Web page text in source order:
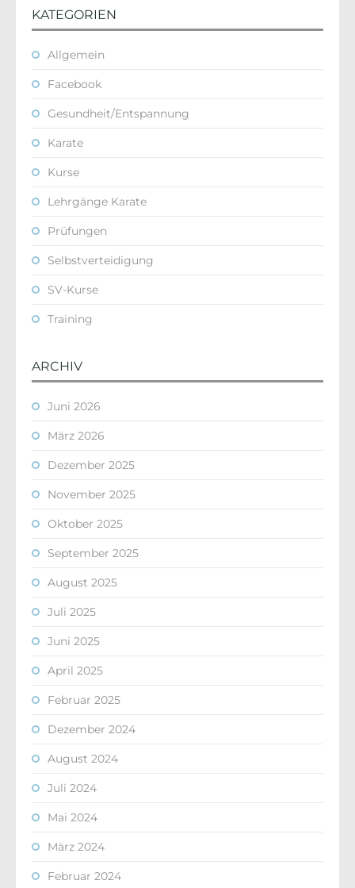
KATEGORIEN
Allgemein
Facebook
Gesundheit/Entspannung
Karate
Kurse
Lehrgänge Karate
Prüfungen
Selbstverteidigung
SV-Kurse
Training
ARCHIV
Juni 2026
März 2026
Dezember 2025
November 2025
Oktober 2025
September 2025
August 2025
Juli 2025
Juni 2025
April 2025
Februar 2025
Dezember 2024
August 2024
Juli 2024
Mai 2024
März 2024
Februar 2024